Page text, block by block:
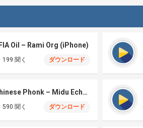
Oil – Rami Org (iPhone)
199 聞く ダウンロード
Chinese Phonk – Midu Echoing (Marimba)
590 聞く ダウンロード